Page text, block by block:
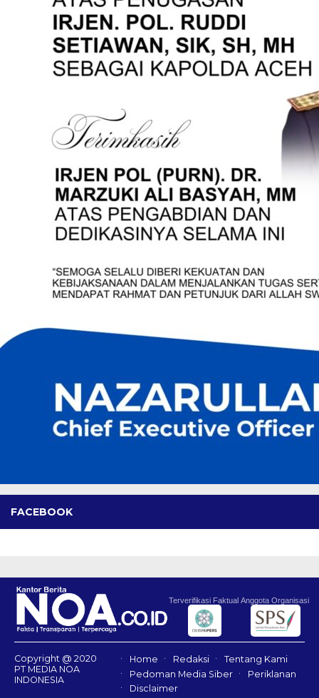
FACEBOOK
Terverifikasi Faktual Anggota Organisasi
Copyright @ 2020
PT MEDIA NOA
INDONESIA
Home Redaksi
Tentang Kami
Pedoman Media Siber
Periklanan
Disclaimer